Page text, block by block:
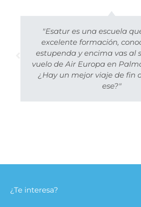
"Esatur es una escuela
excelente formación,
estupenda y encima vas al
vuelo de Air Europa en
¿Hay un mejor viaje de fin
ese?"
¿Te interesa?